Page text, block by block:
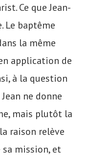
Ce que Jean-
Le baptême
la même
application de
à la question
Jean ne donne
mais plutôt la
raison relève
sa mission, et